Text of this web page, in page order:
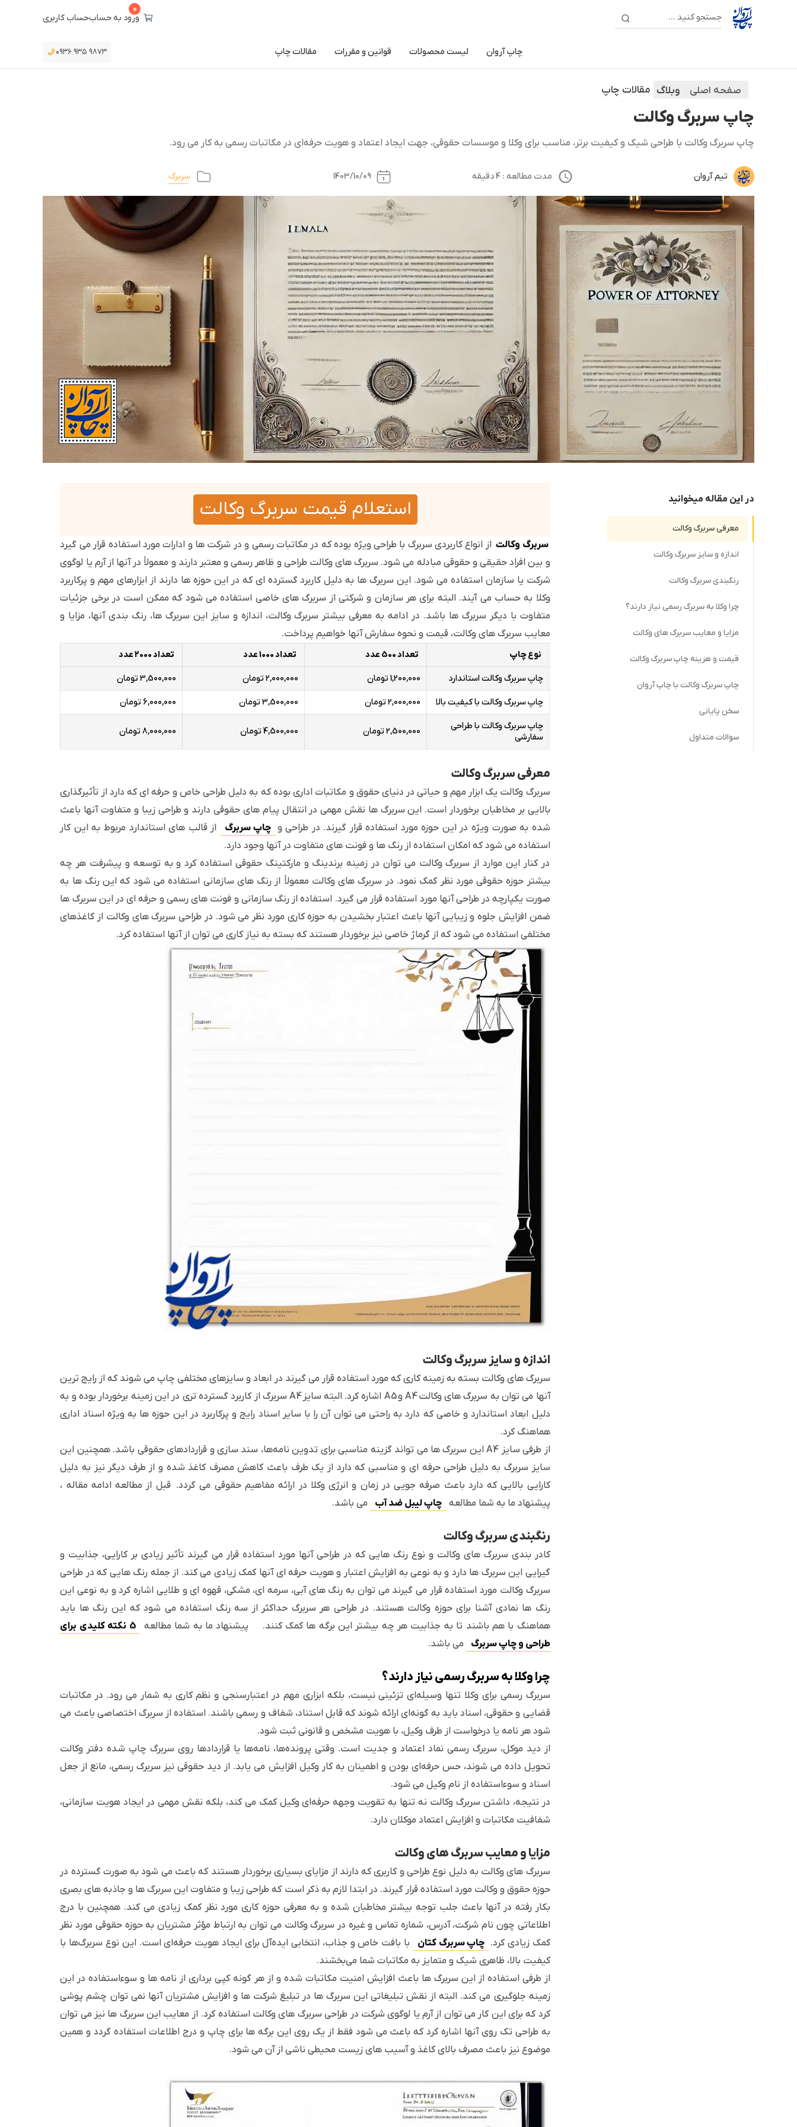
0
ورود به حسابحساب کاربری
چاپ آروان لیست محصولات قوانین و مقررات مقالات چاپ ۰۹۳۶ ۹۳۵ ۹۸۷۳
صفحه اصلی وبلاگ مقالات چاپ
چاپ سربرگ وکالت
چاپ سربرگ وکالت با طراحی شیک و کیفیت برتر، مناسب برای وکلا و موسسات حقوقی، جهت ایجاد اعتماد و هویت حرفه‌ای در مکاتبات رسمی به کار می رود.
تیم آروان مدت مطالعه : 4 دقیقه 1403/10/09 سربرگ
در این مقاله میخوانید
معرفی سربرگ وکالت
اندازه و سایز سربرگ وکالت
رنگبندی سربرگ وکالت
چرا وکلا به سربرگ رسمی نیاز دارند؟
مزایا و معایب سربرگ های وکالت
قیمت و هزینه چاپ سربرگ وکالت
چاپ سربرگ وکالت با چاپ آروان
سخن پایانی
سوالات متداول
استعلام قیمت سربرگ وکالت
سربرگ وکالت از انواع کاربردی سربرگ با طراحی ویژه بوده که در مکاتبات رسمی و در شرکت ها و ادارات مورد استفاده قرار می گیرد
و بین افراد حقیقی و حقوقی مبادله می شود. سربرگ های وکالت طراحی و ظاهر رسمی و معتبر دارند و معمولاً در آنها از آرم یا لوگوی
شرکت یا سازمان استفاده می شود. این سربرگ ها به دلیل کاربرد گسترده ای که در این حوزه ها دارند از ابزارهای مهم و پرکاربرد
وکلا به حساب می آیند. البته برای هر سازمان و شرکتی از سربرگ های خاصی استفاده می شود که ممکن است در برخی جزئیات
متفاوت با دیگر سربرگ ها باشد. در ادامه به معرفی بیشتر سربرگ وکالت، اندازه و سایز این سربرگ ها، رنگ بندی آنها، مزایا و
معایب سربرگ های وکالت، قیمت و نحوه سفارش آنها خواهیم پرداخت.
نوع چاپ تعداد 500 عدد تعداد 1000 عدد تعداد 2000 عدد
چاپ سربرگ وکالت استاندارد 1,200,000 تومان 2,000,000 تومان 3,500,000 تومان
چاپ سربرگ وکالت با کیفیت بالا 2,000,000 تومان 3,500,000 تومان 6,000,000 تومان
چاپ سربرگ وکالت با طراحی
سفارشی
2,500,000 تومان 4,500,000 تومان 8,000,000 تومان
معرفی سربرگ وکالت
سربرگ وکالت یک ابزار مهم و حیاتی در دنیای حقوق و مکاتبات اداری بوده که به دلیل طراحی خاص و حرفه ای که دارد از تأثیرگذاری
بالایی بر مخاطبان برخوردار است. این سربرگ ها نقش مهمی در انتقال پیام های حقوقی دارند و طراحی زیبا و متفاوت آنها باعث
شده به صورت ویژه در این حوزه مورد استفاده قرار گیرند. در طراحی و چاپ سربرگ
از قالب های استاندارد مربوط به این کار
استفاده می شود که امکان استفاده از رنگ ها و فونت های متفاوت در آنها وجود دارد.
در کنار این موارد از سربرگ وکالت می توان در زمینه برندینگ و مارکتینگ حقوقی استفاده کرد و به توسعه و پیشرفت هر چه
بیشتر حوزه حقوقی مورد نظر کمک نمود. در سربرگ های وکالت معمولاً از رنگ های سازمانی استفاده می شود که این رنگ ها به
صورت یکپارچه در طراحی آنها مورد استفاده قرار می گیرد. استفاده از رنگ سازمانی و فونت های رسمی و حرفه ای در این سربرگ ها
ضمن افزایش جلوه و زیبایی آنها باعث اعتبار بخشیدن به حوزه کاری مورد نظر می شود. در طراحی سربرگ های وکالت از کاغذهای
مختلفی استفاده می شود که از گرماژ خاصی نیز برخوردار هستند که بسته به نیاز کاری می توان از آنها استفاده کرد.
اندازه و سایز سربرگ وکالت
سربرگ های وکالت بسته به زمینه کاری که مورد استفاده قرار می گیرند در ابعاد و سایزهای مختلفی چاپ می شوند که از رایج ترین
آنها می توان به سربرگ های وکالت A4 و A5 اشاره کرد. البته سایز A4 سربرگ از کاربرد گسترده تری در این زمینه برخوردار بوده و به
دلیل ابعاد استاندارد و خاصی که دارد به راحتی می توان آن را با سایر اسناد رایج و پرکاربرد در این حوزه ها به ویژه اسناد اداری
هماهنگ کرد.
از طرفی سایز A4 این سربرگ ها می تواند گزینه مناسبی برای تدوین نامه‌ها، سند سازی و قراردادهای حقوقی باشد. همچنین این
سایز سربرگ به دلیل طراحی حرفه ای و مناسبی که دارد از یک طرف باعث کاهش مصرف کاغذ شده و از طرف دیگر نیز به دلیل
کارایی بالایی که دارد باعث صرفه جویی در زمان و انرژی وکلا در ارائه مفاهیم حقوقی می گردد. قبل از مطالعه ادامه مقاله ،
پیشنهاد ما به شما مطالعه
چاپ لیبل ضد آب می باشد.
رنگبندی سربرگ وکالت
کادر بندی سربرگ های وکالت و نوع رنگ هایی که در طراحی آنها مورد استفاده قرار می گیرند تأثیر زیادی بر کارایی، جذابیت و
گیرایی این سربرگ ها دارد و به نوعی به افزایش اعتبار و هویت حرفه ای آنها کمک زیادی می کند. از جمله رنگ هایی که در طراحی
سربرگ وکالت مورد استفاده قرار می گیرند می توان به رنگ های آبی، سرمه ای، مشکی، قهوه ای و طلایی اشاره کرد و به نوعی این
رنگ ها نمادی آشنا برای حوزه وکالت هستند. در طراحی هر سربرگ حداکثر از سه رنگ استفاده می شود که این رنگ ها باید
هماهنگ با هم باشند تا به جذابیت هر چه بیشتر این برگه ها کمک کنند. پیشنهاد ما به شما مطالعه
5 نکته کلیدی برای
طراحی و چاپ سربرگ
می باشد.
چرا وکلا به سربرگ رسمی نیاز دارند؟
سربرگ رسمی برای وکلا تنها وسیله‌ای تزئینی نیست، بلکه ابزاری مهم در اعتبارسنجی و نظم کاری به شمار می رود. در مکاتبات
قضایی و حقوقی، اسناد باید به گونه‌ای ارائه شوند که قابل استناد، شفاف و رسمی باشند. استفاده از سربرگ اختصاصی باعث می
شود هر نامه یا درخواست از طرف وکیل، با هویت مشخص و قانونی ثبت شود.
از دید موکل، سربرگ رسمی نماد اعتماد و جدیت است. وقتی پرونده‌ها، نامه‌ها یا قراردادها روی سربرگ چاپ شده دفتر وکالت
تحویل داده می شوند، حس حرفه‌ای بودن و اطمینان به کار وکیل افزایش می یابد. از دید حقوقی نیز سربرگ رسمی، مانع از جعل
اسناد و سوءاستفاده از نام وکیل می شود.
در نتیجه، داشتن سربرگ وکالت نه تنها به تقویت وجهه حرفه‌ای وکیل کمک می کند، بلکه نقش مهمی در ایجاد هویت سازمانی،
شفافیت مکاتبات و افزایش اعتماد موکلان دارد.
مزایا و معایب سربرگ های وکالت
سربرگ های وکالت به دلیل نوع طراحی و کاربری که دارند از مزایای بسیاری برخوردار هستند که باعث می شود به صورت گسترده در
حوزه حقوق و وکالت مورد استفاده قرار گیرند. در ابتدا لازم به ذکر است که طراحی زیبا و متفاوت این سربرگ ها و جاذبه های بصری
بکار رفته در آنها باعث جلب توجه بیشتر مخاطبان شده و به معرفی حوزه کاری مورد نظر کمک زیادی می کند. همچنین با درج
اطلاعاتی چون نام شرکت، آدرس، شماره تماس و غیره در سربرگ وکالت می توان به ارتباط مؤثر مشتریان به حوزه حقوقی مورد نظر
کمک زیادی کرد. چاپ سربرگ کتان
با بافت خاص و جذاب، انتخابی ایده‌آل برای ایجاد هویت حرفه‌ای است. این نوع سربرگ‌ها با
کیفیت بالا، ظاهری شیک و متمایز به مکاتبات شما می‌بخشند.
از طرفی استفاده از این سربرگ ها باعث افزایش امنیت مکاتبات شده و از هر گونه کپی برداری از نامه ها و سوءاستفاده در این
زمینه جلوگیری می کند. البته از نقش تبلیغاتی این سربرگ ها در تبلیغ شرکت ها و افزایش مشتریان آنها نمی توان چشم پوشی
کرد که برای این کار می توان از آرم یا لوگوی شرکت در طراحی سربرگ های وکالت استفاده کرد. از معایب این سربرگ ها نیز می توان
به طراحی تک روی آنها اشاره کرد که باعث می شود فقط از یک روی این برگه ها برای چاپ و درج اطلاعات استفاده گردد و همین
موضوع نیز باعث مصرف بالای کاغذ و آسیب های زیست محیطی ناشی از آن می شود.